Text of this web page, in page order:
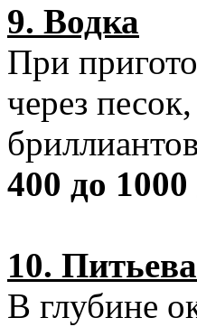
9. Водка
При
через
400 до
10.
В глубине